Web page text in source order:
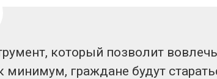
который позволит вовлечь
граждане будут